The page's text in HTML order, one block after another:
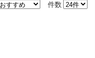
件数